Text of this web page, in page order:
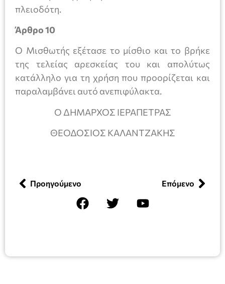
πλειοδότη.
Άρθρο 10
Ο Μισθωτής εξέτασε το μίσθιο και το βρήκε
της τελείας αρεσκείας του και απολύτως
κατάλληλο για τη χρήση που προορίζεται και
παραλαμβάνει αυτό ανεπιφύλακτα.
O ΔΗΜΑΡΧΟΣ ΙΕΡΑΠΕΤΡΑΣ
ΘΕΟΔΟΣΙΟΣ ΚΑΛΑΝΤΖΑΚΗΣ
Προηγούμενο Επόμενο